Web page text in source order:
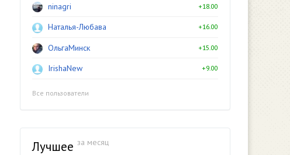
ninagri +18.00
Наталья-Любава +16.00
ОльгаМинск +15.00
IrishaNew +9.00
Все пользователи
Лучшее за месяц